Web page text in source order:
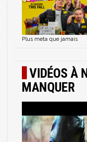
Plus meta que jamais
VIDÉOS À
MANQUER